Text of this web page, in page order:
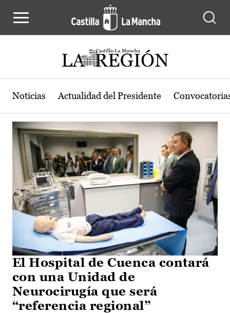
Actualidad de la región de Castilla-
Noticias Actualidad del Presidente
El Hospital de Cuenca contará
con una Unidad de
Neurocirugía que será
“referencia regional”